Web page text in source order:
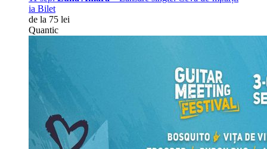
ia Bilet
de la 75 lei
Quantic